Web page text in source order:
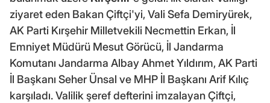
ziyaret eden Bakan Çiftçi'yi, Vali Sefa Demiryürek,
AK Parti Kırşehir Milletvekili Necmettin Erkan, İl
Emniyet Müdürü Mesut Görücü, İl Jandarma
Komutanı Jandarma Albay Ahmet Yıldırım, AK Parti
İl Başkanı Seher Ünsal ve MHP İl Başkanı Arif Kılıç
karşıladı. Valilik şeref defterini imzalayan Çiftçi,